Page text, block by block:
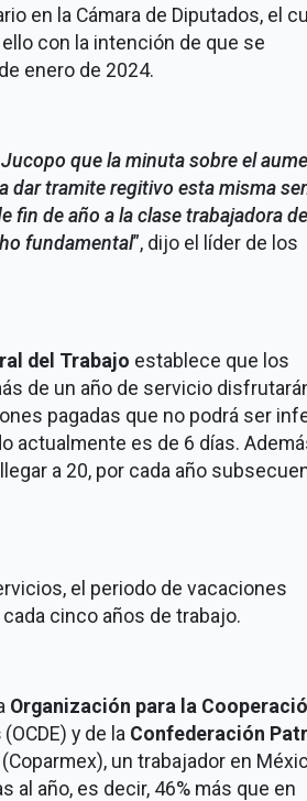
en la Cámara de Diputados, el
con la intención de que se
enero de 2024.
que la minuta sobre el
dar tramite regitivo esta misma
fin de año a la clase trabajadora
fundamental”, dijo el líder de los
del Trabajo establece que los
de un año de servicio
pagadas que no podrá ser
actualmente es de 6 días.
a 20, por cada año
el periodo de vacaciones
cinco años de trabajo.
Organización para la
(OCDE) y de la Confederación
(Coparmex), un trabajador en
al año, es decir, 46% más que en